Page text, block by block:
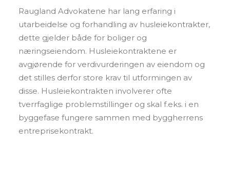
Raugland Advokatene har lang erfaring i
utarbeidelse og forhandling av husleiekontrakter,
dette gjelder både for boliger og
næringseiendom. Husleiekontraktene er
avgjørende for verdivurderingen av eiendom og
det stilles derfor store krav til utformingen av
disse. Husleiekontrakten involverer ofte
tverrfaglige problemstillinger og skal f.eks. i en
byggefase fungere sammen med byggherrens
entreprisekontrakt.